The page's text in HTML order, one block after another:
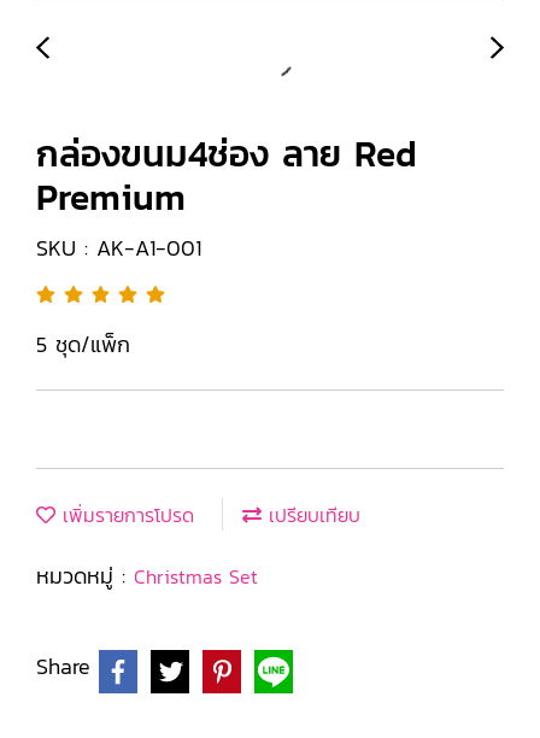
กล่องขนม4ช่อง ลาย Red
Premium
SKU : AK-A1-001
5 ชุด/แพ็ก
เพิ่มรายการโปรด เปรียบเทียบ
หมวดหมู่ : Christmas Set
Share